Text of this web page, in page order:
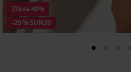
-20 % SUN20
Zľava-40%